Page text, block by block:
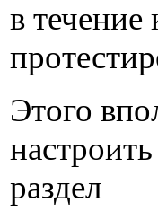
в
Этого
раздел